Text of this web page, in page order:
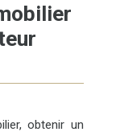
obtenir un